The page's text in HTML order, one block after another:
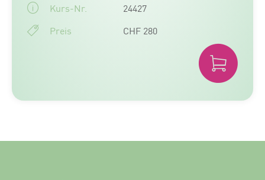
Kurs-Nr.
24427
Preis
CHF 280